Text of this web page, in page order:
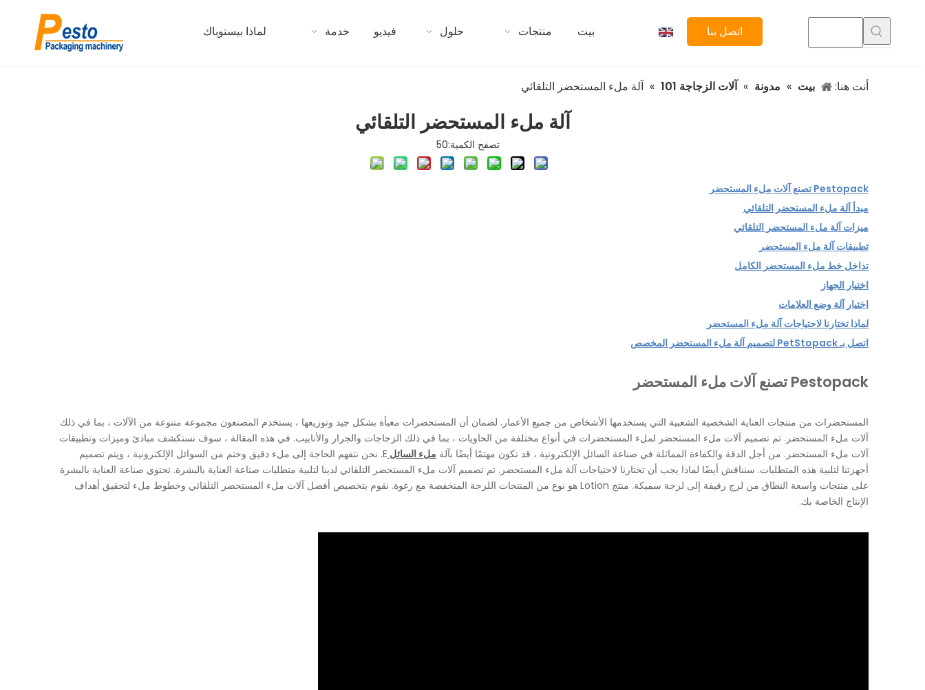
بيت منتجات حلول فيديو خدمة لماذا بيستوباك اتصل بنا
أنت هنا: بيت » مدونة » آلات الزجاجة 101 » آلة ملء المستحضر التلقائي
آلة ملء المستحضر التلقائي
تصفح الكمية:50
Pestopack تصنع آلات ملء المستحضر
مبدأ آلة ملء المستحضر التلقائي
ميزات آلة ملء المستحضر التلقائي
تطبيقات آلة ملء المستحضر
تداخل خط ملء المستحضر الكامل
اختيار الجهاز
اختيار آلة وضع العلامات
لماذا تختارنا لاحتياجات آلة ملء المستحضر
اتصل بـ PetStopack لتصميم آلة ملء المستحضر المخصص
Pestopack تصنع آلات ملء المستحضر
المستحضرات من منتجات العناية الشخصية الشعبية التي يستخدمها الأشخاص من جميع الأعمار. لضمان أن المستحضرات معبأة بشكل جيد وتوزيعها ، يستخدم المصنعون مجموعة متنوعة من الآلات ، بما في ذلك
آلات ملء المستحضر. تم تصميم آلات ملء المستحضر لملء المستحضرات في أنواع مختلفة من الحاويات ، بما في ذلك الزجاجات والجرار والأنابيب. في هذه المقالة ، سوف نستكشف مبادئ وميزات وتطبيقات
آلات ملء المستحضر. من أجل الدقة والكفاءة المماثلة في صناعة السائل الإلكترونية ، قد تكون مهتمًا أيضًا بآلة ملء السائل E. نحن نتفهم الحاجة إلى ملء دقيق وختم من السوائل الإلكترونية ، ويتم تصميم
أجهزتنا لتلبية هذه المتطلبات. سنناقش أيضًا لماذا يجب أن تختارنا لاحتياجات آلة ملء المستحضر. تم تصميم آلات ملء المستحضر التلقائي لدينا لتلبية متطلبات صناعة العناية بالبشرة. تحتوي صناعة العناية بالبشرة
على منتجات واسعة النطاق من لزج رقيقة إلى لزجة سميكة. منتج Lotion هو نوع من المنتجات اللزجة المنخفضة مع رغوة. نقوم بتخصيص أفضل آلات ملء المستحضر التلقائي وخطوط ملء لتحقيق أهداف
الإنتاج الخاصة بك.